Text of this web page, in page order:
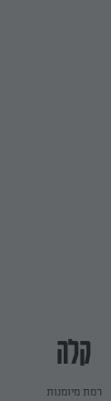
קלה
רמת מיומנות